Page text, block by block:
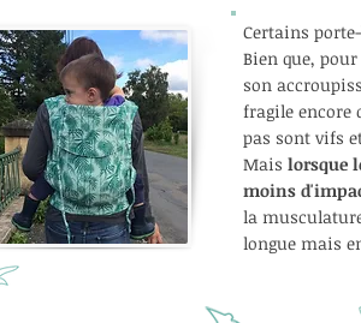
Certains
Bien que,
son
fragile encore
pas sont vifs
Mais lorsque
moins
la
longue mais